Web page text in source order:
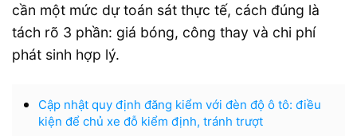
cần một mức dự toán sát thực tế, cách đúng là
tách rõ 3 phần: giá bóng, công thay và chi phí
phát sinh hợp lý.
Cập nhật quy định đăng kiểm với đèn độ ô tô: điều
kiện để chủ xe đỗ kiểm định, tránh trượt